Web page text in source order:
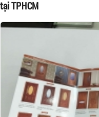
tại TPHCM